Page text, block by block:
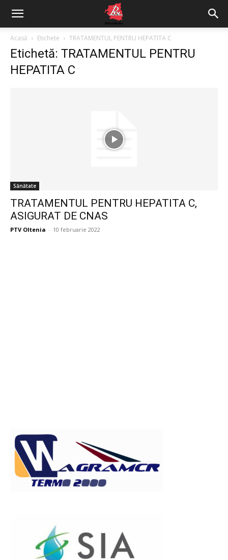
Acasă Etichete TRATAMENTUL PENTRU HEPATITA C
Etichetă: TRATAMENTUL PENTRU
HEPATITA C
Sănătate
TRATAMENTUL PENTRU HEPATITA C,
ASIGURAT DE CNAS
PTV Oltenia - 10 februarie 2022